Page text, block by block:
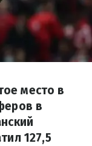
место в
в
127,5